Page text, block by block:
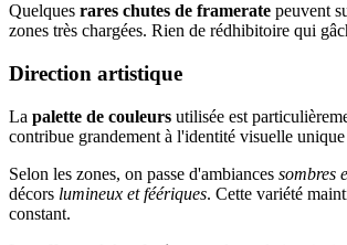
Quelques rares chutes de framerate peuvent
zones très chargées. Rien de rédhibitoire qui
Direction artistique
La palette de couleurs utilisée est
contribue grandement à l'identité visuelle
Selon les zones, on passe d'ambiances sombres
décors lumineux et féériques. Cette variété
constant.